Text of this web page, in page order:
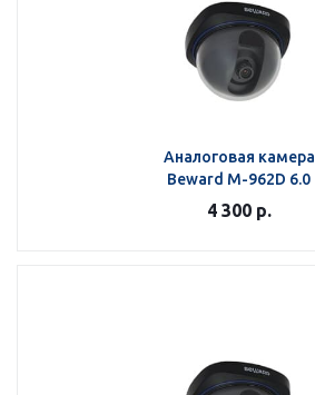
Аналоговая камера
Beward M-962D 6.0
4 300р.